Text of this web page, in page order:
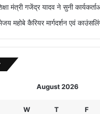
मंत्री गजेंद्र यादव ने सुनी
महोबे कैरियर मार्गदर्शन एवं
August 2026
W T F